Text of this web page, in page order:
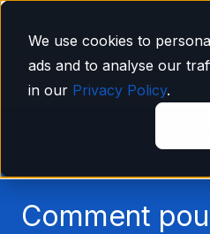
We use cookies to
ads and to analyse our
in our Privacy Policy.
Comment